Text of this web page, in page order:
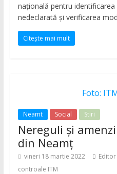
naţională pentru
nedeclarată şi verificarea
Citește mai mult
Foto:
Neamt Social Stiri
Nereguli și
din Neamț
vineri 18 martie 2022 Editor
controale ITM